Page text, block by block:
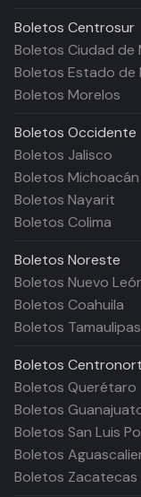
Boletos Centrosur
Boletos Ciudad de
Boletos Estado de
Boletos Morelos
Boletos Occidente
Boletos Jalisco
Boletos Michoacán
Boletos Nayarit
Boletos Colima
Boletos Noreste
Boletos Nuevo
Boletos Coahuila
Boletos Tamaulipas
Boletos
Boletos Querétaro
Boletos
Boletos San Luis
Boletos
Boletos Zacatecas